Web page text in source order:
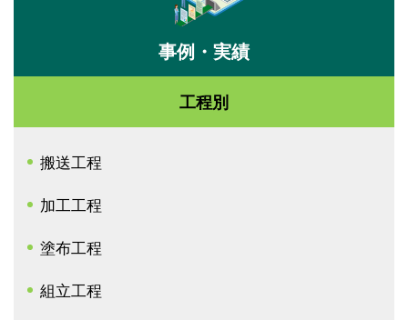
事例・実績
工程別
搬送工程
加工工程
塗布工程
組立工程